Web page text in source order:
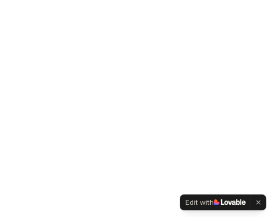
Edit with